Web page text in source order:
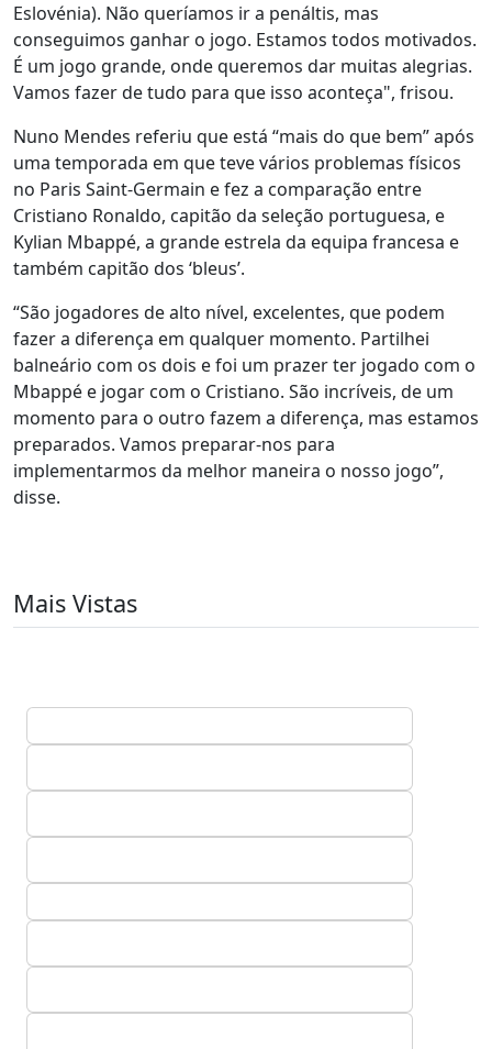
Eslovénia). Não queríamos ir a penáltis, mas
conseguimos ganhar o jogo. Estamos todos motivados.
É um jogo grande, onde queremos dar muitas alegrias.
Vamos fazer de tudo para que isso aconteça", frisou.
Nuno Mendes referiu que está “mais do que bem” após
uma temporada em que teve vários problemas físicos
no Paris Saint-Germain e fez a comparação entre
Cristiano Ronaldo, capitão da seleção portuguesa, e
Kylian Mbappé, a grande estrela da equipa francesa e
também capitão dos ‘bleus’.
“São jogadores de alto nível, excelentes, que podem
fazer a diferença em qualquer momento. Partilhei
balneário com os dois e foi um prazer ter jogado com o
Mbappé e jogar com o Cristiano. São incríveis, de um
momento para o outro fazem a diferença, mas estamos
preparados. Vamos preparar-nos para
implementarmos da melhor maneira o nosso jogo”,
disse.
Mais Vistas